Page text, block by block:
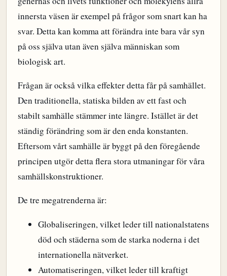
innersta väsen är exempel på frågor som snart kan ha
svar. Detta kan komma att förändra inte bara vår syn
på oss själva utan även själva människan som
biologisk art.
Frågan är också vilka effekter detta får på samhället.
Den traditionella, statiska bilden av ett fast och
stabilt samhälle stämmer inte längre. Istället är det
ständig förändring som är den enda konstanten.
Eftersom vårt samhälle är byggt på den föregående
principen utgör detta flera stora utmaningar för våra
samhällskonstruktioner.
De tre megatrenderna är:
Globaliseringen, vilket leder till nationalstatens
död och städerna som de starka noderna i det
internationella nätverket.
Automatiseringen, vilket leder till kraftigt